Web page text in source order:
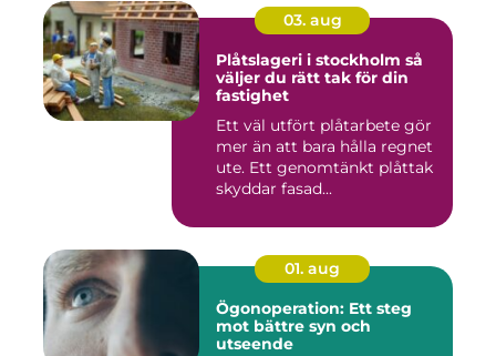
03. aug
Plåtslageri i stockholm så
väljer du rätt tak för din
fastighet
Ett väl utfört plåtarbete gör
mer än att bara hålla regnet
ute. Ett genomtänkt plåttak
skyddar fasad...
01. aug
Ögonoperation: Ett steg
mot bättre syn och
utseende